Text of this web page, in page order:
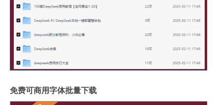
免费可商用字体批量下载